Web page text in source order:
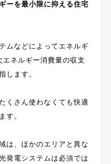
ーを最小限に抑える住宅
ムなどによってエネルギ
ネルギー消費量の収支
します。
くさん使わなくても快適
す。
は、ほかのエリアと異な
発電システムは必須では